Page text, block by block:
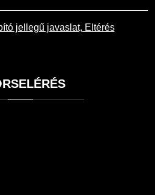
jellegű javaslat, Eltérés